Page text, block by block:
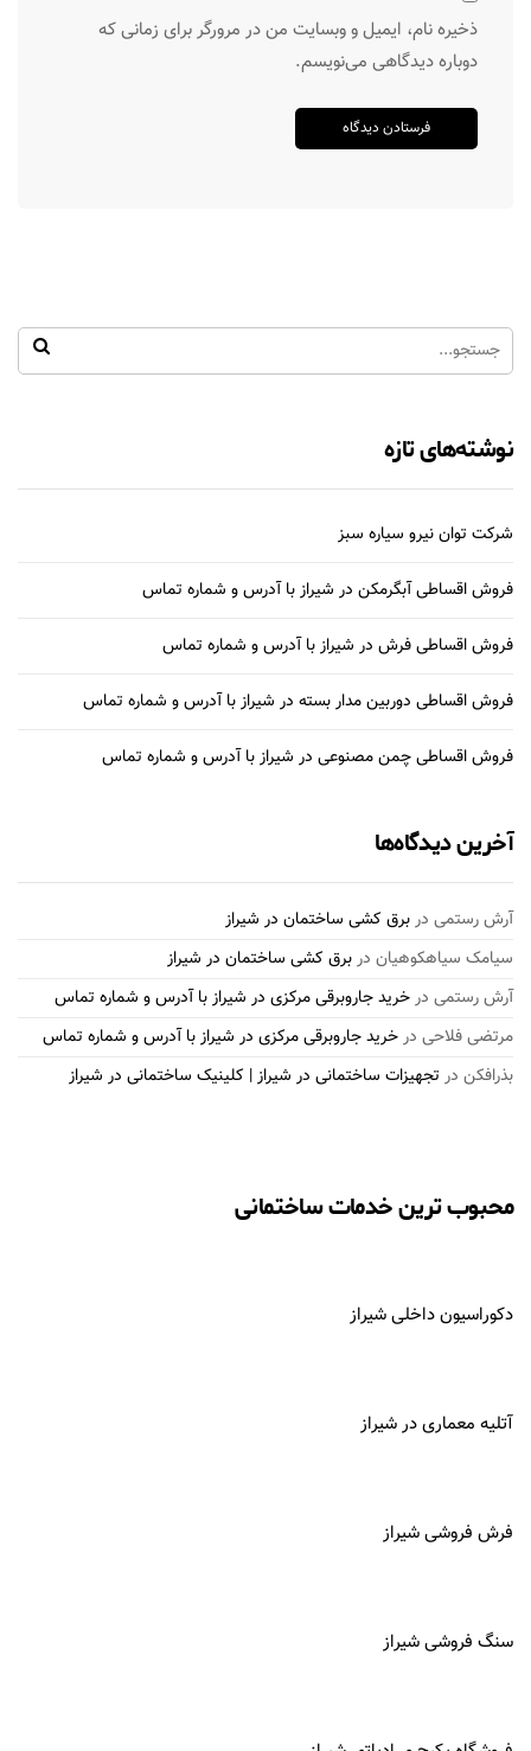
ذخیره نام، ایمیل و وبسایت من در مرورگر برای زمانی که
دوباره دیدگاهی می‌نویسم.
نوشته‌های تازه
شرکت توان نیرو سیاره سبز
فروش اقساطی آبگرمکن در شیراز با آدرس و شماره تماس
فروش اقساطی فرش در شیراز با آدرس و شماره تماس
فروش اقساطی دوربین مدار بسته در شیراز با آدرس و شماره تماس
فروش اقساطی چمن مصنوعی در شیراز با آدرس و شماره تماس
آخرین دیدگاه‌ها
آرش رستمی دربرق کشی ساختمان در شیراز
سیامک سیاهکوهیان دربرق کشی ساختمان در شیراز
آرش رستمی درخرید جاروبرقی مرکزی در شیراز با آدرس و شماره تماس
مرتضی فلاحی درخرید جاروبرقی مرکزی در شیراز با آدرس و شماره تماس
بذرافكن در تجهیزات ساختمانی در شیراز | کلینیک ساختمانی در شیراز
محبوب ترین خدمات ساختمانی
دکوراسیون داخلی شیراز
آتلیه معماری درشیراز
فرش فروشی شیراز
سنگ فروشی شیراز